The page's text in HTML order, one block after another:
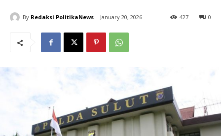
By Redaksi PolitikaNews January 20, 2026 0
427